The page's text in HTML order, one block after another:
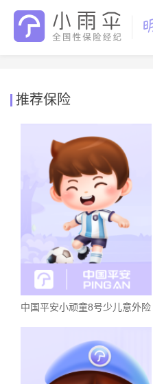
推荐保险
中国平安小顽童8号少儿意外险